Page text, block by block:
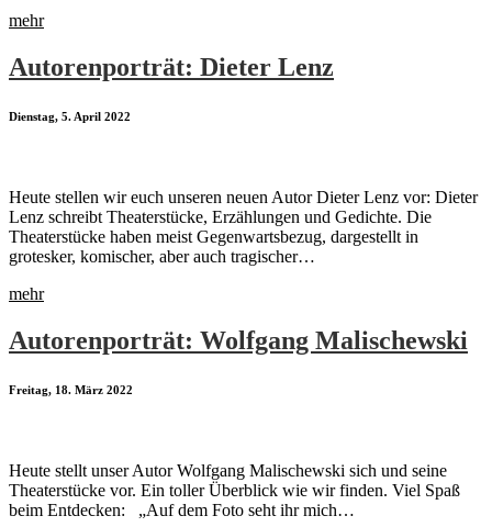
mehr
Autorenporträt: Dieter Lenz
Dienstag, 5. April 2022
Heute stellen wir euch unseren neuen Autor Dieter Lenz vor: Dieter
Lenz schreibt Theaterstücke, Erzählungen und Gedichte. Die
Theaterstücke haben meist Gegenwartsbezug, dargestellt in
grotesker, komischer, aber auch tragischer…
mehr
Autorenporträt: Wolfgang Malischewski
Freitag, 18. März 2022
Heute stellt unser Autor Wolfgang Malischewski sich und seine
Theaterstücke vor. Ein toller Überblick wie wir finden. Viel Spaß
beim Entdecken: „Auf dem Foto seht ihr mich…